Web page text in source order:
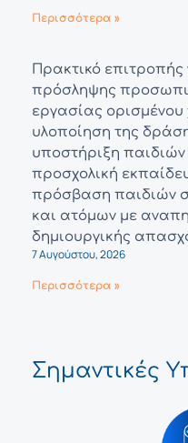
Περισσότερα »
Πρακτικό
πρόσληψης
εργασίας ορισμένου
υλοποίηση της
υποστήριξη παιδιών
προσχολική
πρόσβαση παιδιών
και ατόμων με
δημιουργικής
7 Αυγούστου, 2026
Περισσότερα »
Σημαντικές